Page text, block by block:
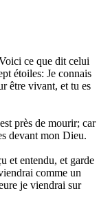
ce que dit celui
étoiles: Je connais
être vivant, et tu es
près de mourir; car
devant mon Dieu.
et entendu, et garde
comme un
je viendrai sur